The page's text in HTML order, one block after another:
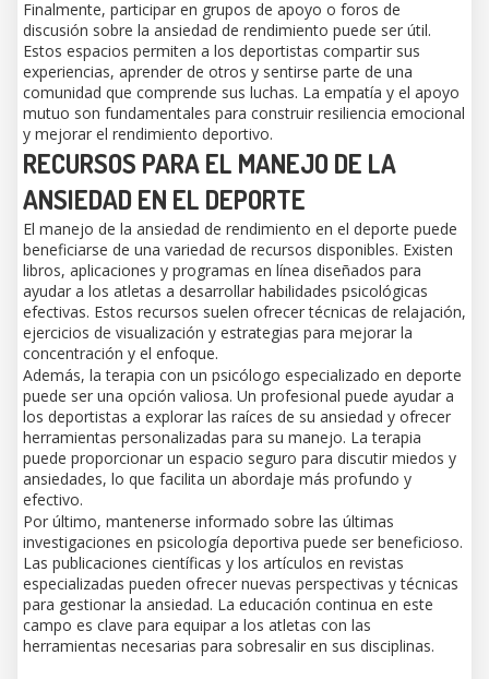
Finalmente, participar en grupos de apoyo o foros de
discusión sobre la ansiedad de rendimiento puede ser útil.
Estos espacios permiten a los deportistas compartir sus
experiencias, aprender de otros y sentirse parte de una
comunidad que comprende sus luchas. La empatía y el apoyo
mutuo son fundamentales para construir resiliencia emocional
y mejorar el rendimiento deportivo.
RECURSOS PARA EL MANEJO DE LA
ANSIEDAD EN EL DEPORTE
El manejo de la ansiedad de rendimiento en el deporte puede
beneficiarse de una variedad de recursos disponibles. Existen
libros, aplicaciones y programas en línea diseñados para
ayudar a los atletas a desarrollar habilidades psicológicas
efectivas. Estos recursos suelen ofrecer técnicas de relajación,
ejercicios de visualización y estrategias para mejorar la
concentración y el enfoque.
Además, la terapia con un psicólogo especializado en deporte
puede ser una opción valiosa. Un profesional puede ayudar a
los deportistas a explorar las raíces de su ansiedad y ofrecer
herramientas personalizadas para su manejo. La terapia
puede proporcionar un espacio seguro para discutir miedos y
ansiedades, lo que facilita un abordaje más profundo y
efectivo.
Por último, mantenerse informado sobre las últimas
investigaciones en psicología deportiva puede ser beneficioso.
Las publicaciones científicas y los artículos en revistas
especializadas pueden ofrecer nuevas perspectivas y técnicas
para gestionar la ansiedad. La educación continua en este
campo es clave para equipar a los atletas con las
herramientas necesarias para sobresalir en sus disciplinas.